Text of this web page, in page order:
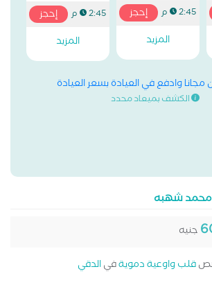
2:45 م
إحجز
المزيد
2:45 م
إحجز
المزيد
مجانا وادفع في العيادة بسعر العيادة
الكشف بميعاد محدد
محمد شهبه
جنيه
قلب واوعية دمويةفيالدقي